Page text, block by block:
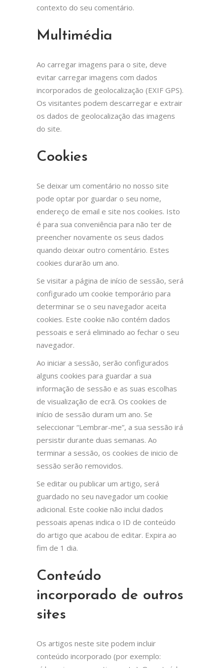
contexto do seu comentário.
Multimédia
Ao carregar imagens para o site, deve
evitar carregar imagens com dados
incorporados de geolocalização (EXIF GPS).
Os visitantes podem descarregar e extrair
os dados de geolocalização das imagens
do site.
Cookies
Se deixar um comentário no nosso site
pode optar por guardar o seu nome,
endereço de email e site nos cookies. Isto
é para sua conveniência para não ter de
preencher novamente os seus dados
quando deixar outro comentário. Estes
cookies durarão um ano.
Se visitar a página de início de sessão, será
configurado um cookie temporário para
determinar se o seu navegador aceita
cookies. Este cookie não contém dados
pessoais e será eliminado ao fechar o seu
navegador.
Ao iniciar a sessão, serão configurados
alguns cookies para guardar a sua
informação de sessão e as suas escolhas
de visualização de ecrã. Os cookies de
início de sessão duram um ano. Se
seleccionar “Lembrar-me”, a sua sessão irá
persistir durante duas semanas. Ao
terminar a sessão, os cookies de inicio de
sessão serão removidos.
Se editar ou publicar um artigo, será
guardado no seu navegador um cookie
adicional. Este cookie não inclui dados
pessoais apenas indica o ID de conteúdo
do artigo que acabou de editar. Expira ao
fim de 1 dia.
Conteúdo
incorporado de outros
sites
Os artigos neste site podem incluir
conteúdo incorporado (por exemplo: